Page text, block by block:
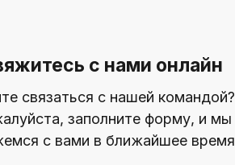
с нами онлайн
связаться с нашей командой?
заполните форму, и мы
с вами в ближайшее время